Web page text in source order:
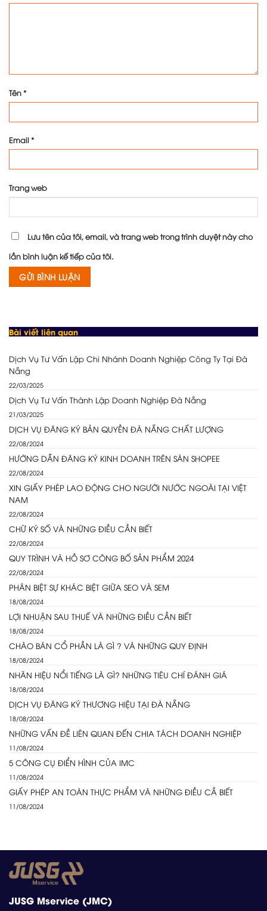
Tên *
Email *
Trang web
Lưu tên của tôi, email, và trang web trong trình duyệt này cho
lần bình luận kế tiếp của tôi.
Bài viết liên quan
Dịch Vụ Tư Vấn Lập Chi Nhánh Doanh Nghiệp Công Ty Tại Đà
Nẵng
22/03/2025
Dịch Vụ Tư Vấn Thành Lập Doanh Nghiệp Đà Nẵng
21/03/2025
DỊCH VỤ ĐĂNG KÝ BẢN QUYỀN ĐÀ NẴNG CHẤT LƯỢNG
22/08/2024
HƯỚNG DẪN ĐĂNG KÝ KINH DOANH TRÊN SÀN SHOPEE
22/08/2024
XIN GIẤY PHÉP LAO ĐỘNG CHO NGƯỜI NƯỚC NGOÀI TẠI VIỆT
NAM
22/08/2024
CHỮ KÝ SỐ VÀ NHỮNG ĐIỀU CẦN BIẾT
22/08/2024
QUY TRÌNH VÀ HỒ SƠ CÔNG BỐ SẢN PHẨM 2024
22/08/2024
PHÂN BIỆT SỰ KHÁC BIỆT GIỮA SEO VÀ SEM
18/08/2024
LỢI NHUẬN SAU THUẾ VÀ NHỮNG ĐIỀU CẦN BIẾT
18/08/2024
CHÀO BÁN CỔ PHẦN LÀ GÌ ? VÀ NHỮNG QUY ĐỊNH
18/08/2024
NHÃN HIỆU NỔI TIẾNG LÀ GÌ? NHỮNG TIÊU CHÍ ĐÁNH GIÁ
18/08/2024
DỊCH VỤ ĐĂNG KÝ THƯƠNG HIỆU TẠI ĐÀ NẴNG
18/08/2024
NHỮNG VẤN ĐỀ LIÊN QUAN ĐẾN CHIA TÁCH DOANH NGHIỆP
11/08/2024
5 CÔNG CỤ ĐIỂN HÌNH CỦA IMC
11/08/2024
GIẤY PHÉP AN TOÀN THỰC PHẨM VÀ NHỮNG ĐIỀU CẦ BIẾT
11/08/2024
JUSG Mservice (JMC)